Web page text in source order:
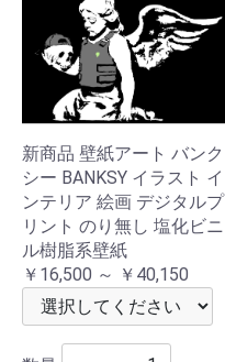
新商品 壁紙アート バンク
シー BANKSY イラスト イ
ンテリア 絵画 デジタルプ
リント のり無し 塩化ビニ
ル樹脂系壁紙
￥16,500 ～ ￥40,150